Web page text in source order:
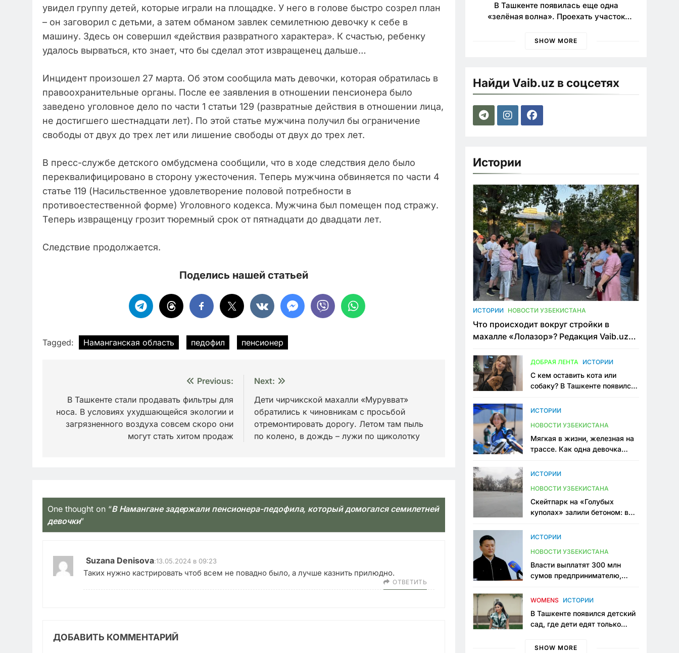
увидел группу детей, которые играли на площадке. У него в голове быстро созрел план
– он заговорил с детьми, а затем обманом завлек семилетнюю девочку к себе в
машину. Здесь он совершил «действия развратного характера». К счастью, ребенку
удалось вырваться, кто знает, что бы сделал этот извращенец дальше…
Инцидент произошел 27 марта. Об этом сообщила мать девочки, которая обратилась в
правоохранительные органы. После ее заявления в отношении пенсионера было
заведено уголовное дело по части 1 статьи 129 (развратные действия в отношении лица,
не достигшего шестнадцати лет). По этой статье мужчина получил бы ограничение
свободы от двух до трех лет или лишение свободы от двух до трех лет.
В пресс-службе детского омбудсмена сообщили, что в ходе следствия дело было
переквалифицировано в сторону ужесточения. Теперь мужчина обвиняется по части 4
статье 119 (Насильственное удовлетворение половой потребности в
противоестественной форме) Уголовного кодекса. Мужчина был помещен под стражу.
Теперь извращенцу грозит тюремный срок от пятнадцати до двадцати лет.
Следствие продолжается.
Поделись нашей статьей
Tagged: Наманганская область педофил пенсионер
записям
Previous:
В Ташкенте стали продавать фильтры для
носа. В условиях ухудшающейся экологии и
загрязненного воздуха совсем скоро они
могут стать хитом продаж
Next:
Дети чирчикской махалли «Мурувват»
обратились к чиновникам с просьбой
отремонтировать дорогу. Летом там пыль
по колено, в дождь – лужи по щиколотку
One thought on “В Намангане задержали пенсионера-педофила, который домогался семилетней
девочки”
Suzana Denisova:13.05.2024 в 09:23
Таких нужно кастрировать чтоб всем не повадно было, а лучше казнить прилюдно.
ОТВЕТИТЬ
ДОБАВИТЬ КОММЕНТАРИЙ
В Ташкенте появилась еще одна
«зелёная волна». Проехать участок
SHOW MORE
Найди Vaib.uz в соцсетях
Истории
ИСТОРИИ НОВОСТИ УЗБЕКИСТАНА
Что происходит вокруг стройки в
махалле «Лолазор»? Редакция Vaib.uz
конфликта
ДОБРАЯ ЛЕНТА ИСТОРИИ
С кем оставить кота или
собаку? В Ташкенте появился
ИСТОРИИ
НОВОСТИ УЗБЕКИСТАНА
Мягкая в жизни, железная на
трассе. Как одна девочка
Узбекистане
ИСТОРИИ
НОВОСТИ УЗБЕКИСТАНА
Скейтпарк на «Голубых
куполах» залили бетоном: в
одно общественное
ИСТОРИИ
НОВОСТИ УЗБЕКИСТАНА
Власти выплатят 300 млн
сумов предпринимателю,
тюрьме по незаконному
WOMENS ИСТОРИИ
В Ташкенте появился детский
сад, где дети едят только
мама, которая устала просить
SHOW MORE